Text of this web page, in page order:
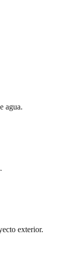
agua.
exterior.